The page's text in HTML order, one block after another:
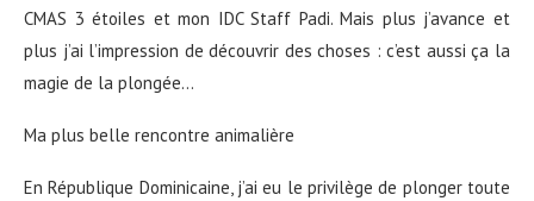
CMAS 3 étoiles et mon IDC Staff Padi. Mais plus j’avance et
plus j’ai l’impression de découvrir des choses : c’est aussi ça la
magie de la plongée…
Ma plus belle rencontre animalière
En République Dominicaine, j’ai eu le privilège de plonger toute